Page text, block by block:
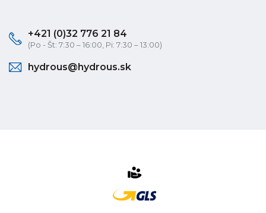
+421 (0)32 776 21 84
(Po - Št: 7:30 – 16:00, Pi: 7:30 – 13:00)
hydrous@hydrous.sk